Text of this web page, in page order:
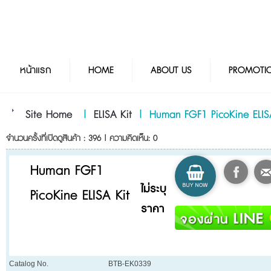
หน้าแรก HOME ABOUT US
Site Home | ELISA Kit | Human FGF1 PicoKine
จำนวนครั้งที่เปิดดูสินค้า : 396 | ความคิดเห็น: 0
Human FGF1
PicoKine ELISA Kit
ไม่ระบุ
ราคา
Catalog No. BTB-EK0339